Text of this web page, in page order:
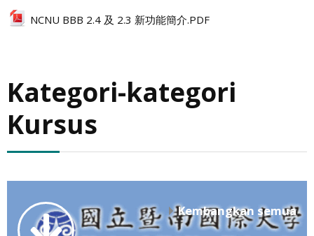
NCNU BBB 2.4 及 2.3 新功能簡介.PDF
Kategori-kategori
Kursus
Kembangkan semua